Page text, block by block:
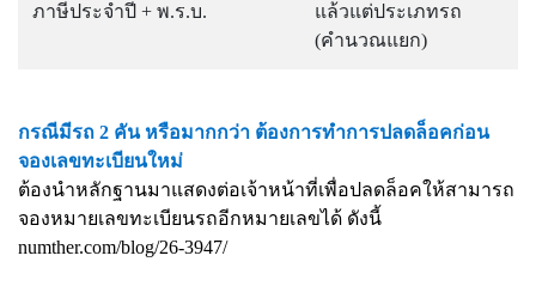
ภาษีประจำปี + พ.ร.บ.
แล้วแต่ประเภทรถ
(คำนวณแยก)
กรณีมีรถ 2 คัน หรือมากกว่า ต้องการทำการปลดล็อคก่อน
จองเลขทะเบียนใหม่
ต้องนำหลักฐานมาแสดงต่อเจ้าหน้าที่เพื่อปลดล็อคให้สามารถ
จองหมายเลขทะเบียนรถอีกหมายเลขได้ ดังนี้
numther.com/blog/26-3947/